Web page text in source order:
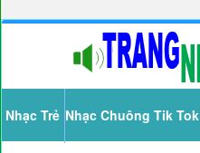
Nhạc Trẻ Nhạc Chuông Tik Tok